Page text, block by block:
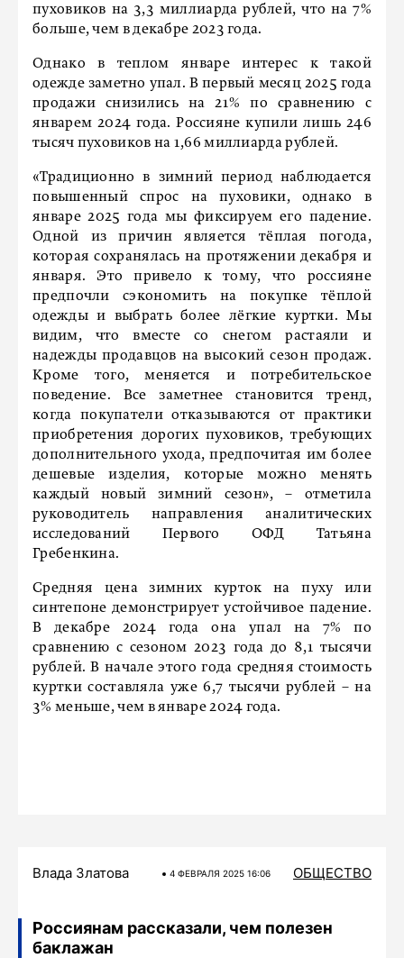
пуховиков на 3,3 миллиарда рублей, что на 7%
больше, чем в декабре 2023 года.
Однако в теплом январе интерес к такой
одежде заметно упал. В первый месяц 2025 года
продажи снизились на 21% по сравнению с
январем 2024 года. Россияне купили лишь 246
тысяч пуховиков на 1,66 миллиарда рублей.
«Традиционно в зимний период наблюдается
повышенный спрос на пуховики, однако в
январе 2025 года мы фиксируем его падение.
Одной из причин является тёплая погода,
которая сохранялась на протяжении декабря и
января. Это привело к тому, что россияне
предпочли сэкономить на покупке тёплой
одежды и выбрать более лёгкие куртки. Мы
видим, что вместе со снегом растаяли и
надежды продавцов на высокий сезон продаж.
Кроме того, меняется и потребительское
поведение. Все заметнее становится тренд,
когда покупатели отказываются от практики
приобретения дорогих пуховиков, требующих
дополнительного ухода, предпочитая им более
дешевые изделия, которые можно менять
каждый новый зимний сезон», – отметила
руководитель направления аналитических
исследований Первого ОФД Татьяна
Гребенкина.
Средняя цена зимних курток на пуху или
синтепоне демонстрирует устойчивое падение.
В декабре 2024 года она упал на 7% по
сравнению с сезоном 2023 года до 8,1 тысячи
рублей. В начале этого года средняя стоимость
куртки составляла уже 6,7 тысячи рублей – на
3% меньше, чем в январе 2024 года.
Влада Златова 4 ФЕВРАЛЯ 2025 16:06 ОБЩЕСТВО
Россиянам рассказали, чем полезен
баклажан